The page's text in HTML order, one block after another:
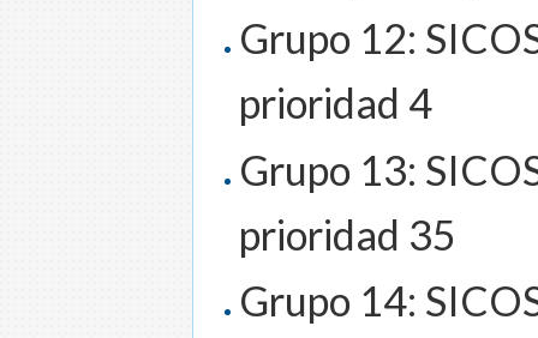
Grupo 12:
prioridad 4
Grupo 13:
prioridad 35
Grupo 14: